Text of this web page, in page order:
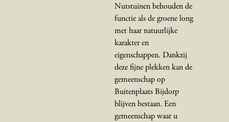
Nutstuinen behouden de
functie als de groene long
met haar natuurlijke
karakter en
eigenschappen. Dankzij
deze fijne plekken kan de
gemeenschap op
Buitenplaats Bijdorp
blijven bestaan. Een
gemeenschap waar u